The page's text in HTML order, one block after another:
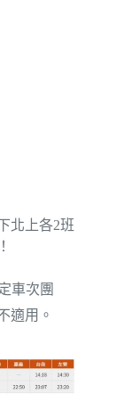
北上各2班
車次團
適用。